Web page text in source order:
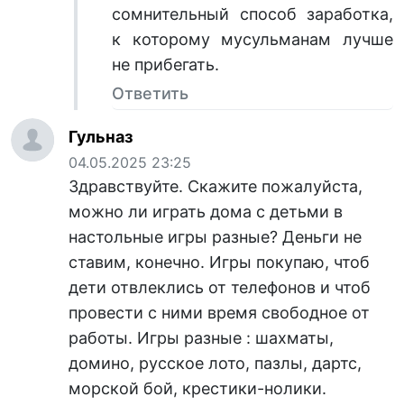
сомнительный способ заработка,
к которому мусульманам лучше
не прибегать.
Ответить
Гульназ
04.05.2025 23:25
Здравствуйте. Скажите пожалуйста,
можно ли играть дома с детьми в
настольные игры разные? Деньги не
ставим, конечно. Игры покупаю, чтоб
дети отвлеклись от телефонов и чтоб
провести с ними время свободное от
работы. Игры разные : шахматы,
домино, русское лото, пазлы, дартс,
морской бой, крестики-нолики.